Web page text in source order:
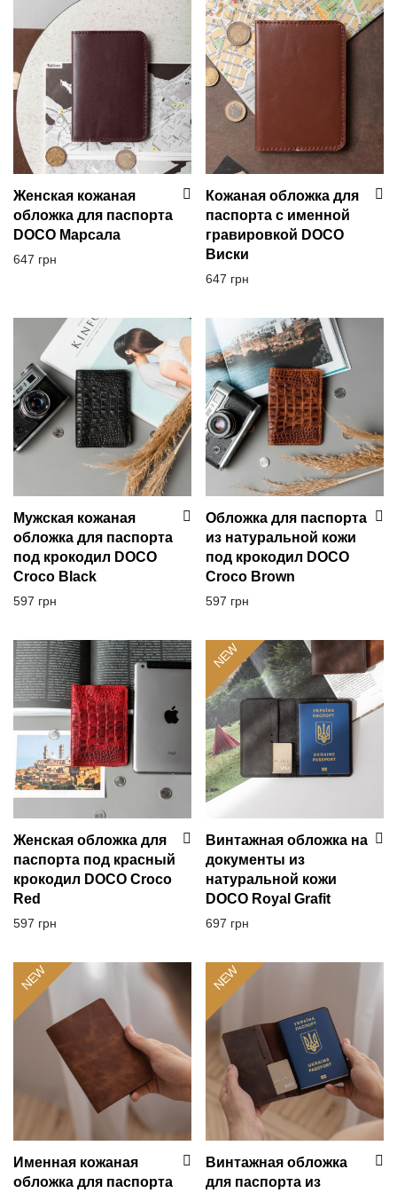
Игрушки
Деревянные коробки
Женская кожаная
обложка для паспорта
DOCO Марсала
647 грн
Кожаная обложка для
паспорта с именной
гравировкой DOCO
Виски
647 грн
Мужская кожаная
обложка для паспорта
под крокодил DOCO
Croco Black
597 грн
Обложка для паспорта
из натуральной кожи
под крокодил DOCO
Croco Brown
597 грн
Женская обложка для
паспорта под красный
крокодил DOCO Croco
Red
597 грн
NEW
Винтажная обложка на
документы из
натуральной кожи
DOCO Royal Grafit
697 грн
NEW
Именная кожаная
обложка для паспорта
NEW
Винтажная обложка
для паспорта из